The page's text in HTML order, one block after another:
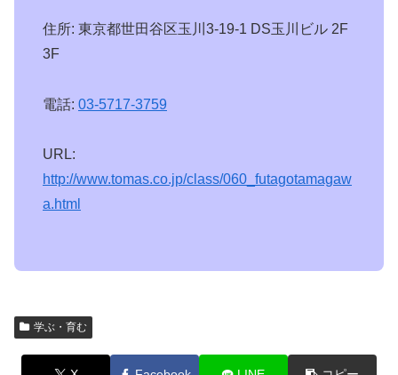
住所: 東京都世田谷区玉川3-19-1 DS玉川ビル 2F
3F
電話: 03-5717-3759
URL:
http://www.tomas.co.jp/class/060_futagotamagaw
a.html
学ぶ・育む